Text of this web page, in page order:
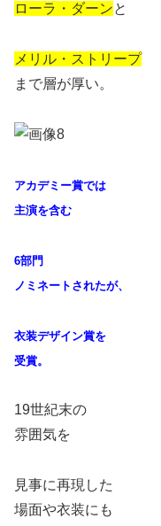
ローラ・ダーンと
メリル・ストリープ
まで層が厚い。
アカデミー賞では
主演を含む
6部門
ノミネートされたが、
衣装デザイン賞を
受賞。
19世紀末の
雰囲気を
見事に再現した
場面や衣装にも